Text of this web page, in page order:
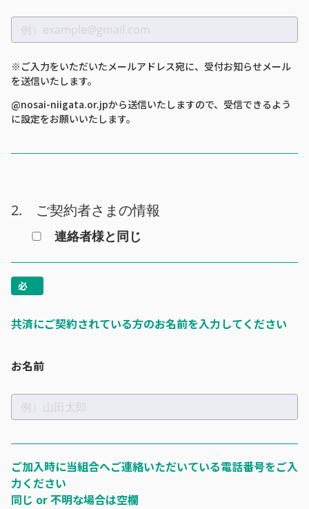
※ご入力をいただいたメールアドレス宛に、受付お知らせメール
を送信いたします。
@nosai-niigata.or.jpから送信いたしますので、受信できるよう
に設定をお願いいたします。
2. ご契約者さまの情報
連絡者様と同じ
共済にご契約されている方のお名前を入力してください
お名前
ご加入時に当組合へご連絡いただいている電話番号をご入
力ください
同じ or 不明な場合は空欄